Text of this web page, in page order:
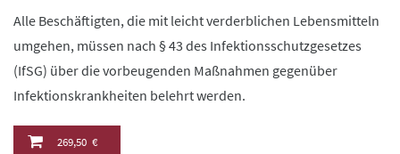
Alle Beschäftigten, die mit leicht verderblichen Lebensmitteln
umgehen, müssen nach § 43 des Infektionsschutzgesetzes
(IfSG) über die vorbeugenden Maßnahmen gegenüber
Infektionskrankheiten belehrt werden.
269,50 €